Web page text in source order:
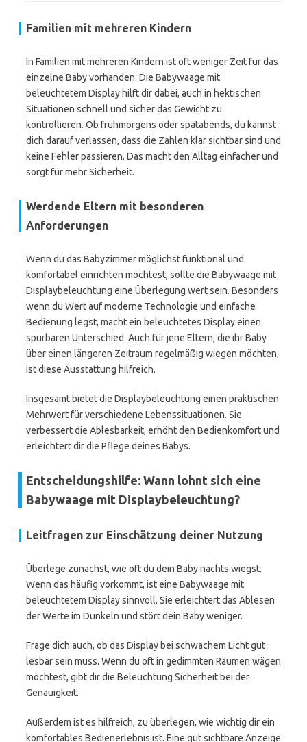
Familien mit mehreren Kindern
In Familien mit mehreren Kindern ist oft weniger Zeit für das
einzelne Baby vorhanden. Die Babywaage mit
beleuchtetem Display hilft dir dabei, auch in hektischen
Situationen schnell und sicher das Gewicht zu
kontrollieren. Ob frühmorgens oder spätabends, du kannst
dich darauf verlassen, dass die Zahlen klar sichtbar sind und
keine Fehler passieren. Das macht den Alltag einfacher und
sorgt für mehr Sicherheit.
Werdende Eltern mit besonderen
Anforderungen
Wenn du das Babyzimmer möglichst funktional und
komfortabel einrichten möchtest, sollte die Babywaage mit
Displaybeleuchtung eine Überlegung wert sein. Besonders
wenn du Wert auf moderne Technologie und einfache
Bedienung legst, macht ein beleuchtetes Display einen
spürbaren Unterschied. Auch für jene Eltern, die ihr Baby
über einen längeren Zeitraum regelmäßig wiegen möchten,
ist diese Ausstattung hilfreich.
Insgesamt bietet die Displaybeleuchtung einen praktischen
Mehrwert für verschiedene Lebenssituationen. Sie
verbessert die Ablesbarkeit, erhöht den Bedienkomfort und
erleichtert dir die Pflege deines Babys.
Entscheidungshilfe: Wann lohnt sich eine
Babywaage mit Displaybeleuchtung?
Leitfragen zur Einschätzung deiner Nutzung
Überlege zunächst, wie oft du dein Baby nachts wiegst.
Wenn das häufig vorkommt, ist eine Babywaage mit
beleuchtetem Display sinnvoll. Sie erleichtert das Ablesen
der Werte im Dunkeln und stört dein Baby weniger.
Frage dich auch, ob das Display bei schwachem Licht gut
lesbar sein muss. Wenn du oft in gedimmten Räumen wägen
möchtest, gibt dir die Beleuchtung Sicherheit bei der
Genauigkeit.
Außerdem ist es hilfreich, zu überlegen, wie wichtig dir ein
komfortables Bedienerlebnis ist. Eine gut sichtbare Anzeige